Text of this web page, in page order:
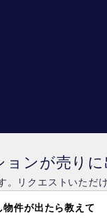
ョンが売り
リクエストいただ
物件が出たら教えて